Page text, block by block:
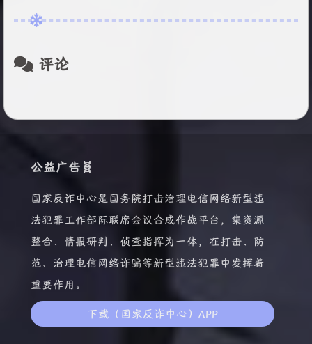
评论
公益广告🧬
国家反诈中心是国务院打击治理电信网络新型违
法犯罪工作部际联席会议合成作战平台，集资源
整合、情报研判、侦查指挥为一体，在打击、防
范、治理电信网络诈骗等新型违法犯罪中发挥着
重要作用。
下载（国家反诈中心）APP